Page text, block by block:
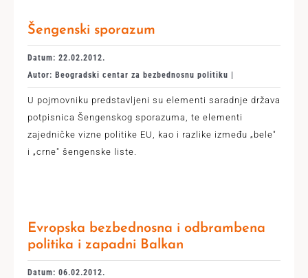
Šengenski sporazum
Datum: 22.02.2012.
Autor: Beogradski centar za bezbednosnu politiku |
U pojmovniku predstavljeni su elementi saradnje država
potpisnica Šengenskog sporazuma, te elementi
zajedničke vizne politike EU, kao i razlike između „bele"
i „crne" šengenske liste.
Evropska bezbednosna i odbrambena
politika i zapadni Balkan
Datum: 06.02.2012.